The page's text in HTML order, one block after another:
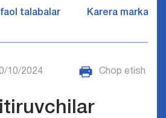
talabalar Karera markazi
10/2024 Chop etish